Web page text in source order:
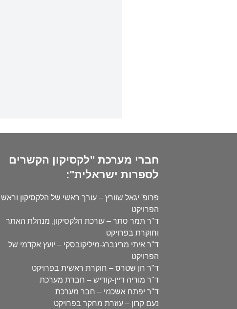
חברי מערכת "לקסיקון הקשרים
לספרות ישראלית":
פרופ' יגאל שוורץ – עורך ראשי של הלקסיקון וראש
הפרויקט
ד"ר תמר סתר – עורכת הלקסיקון, מנהלת האתר
וחוקרת בפרויקט
ד"ר איתי מרינברג-מיליקובסקי – יועץ אקדמי של
הפרויקט
ד"ר חן שטרס – חוקרת ראשית בפרויקט
ד"ר מוריה דיין-קודיש – חברת מערכת
ד"ר יפתח אשכנזי – חבר מערכת
נעם קרון – עוזרת מחקר בפרויקט